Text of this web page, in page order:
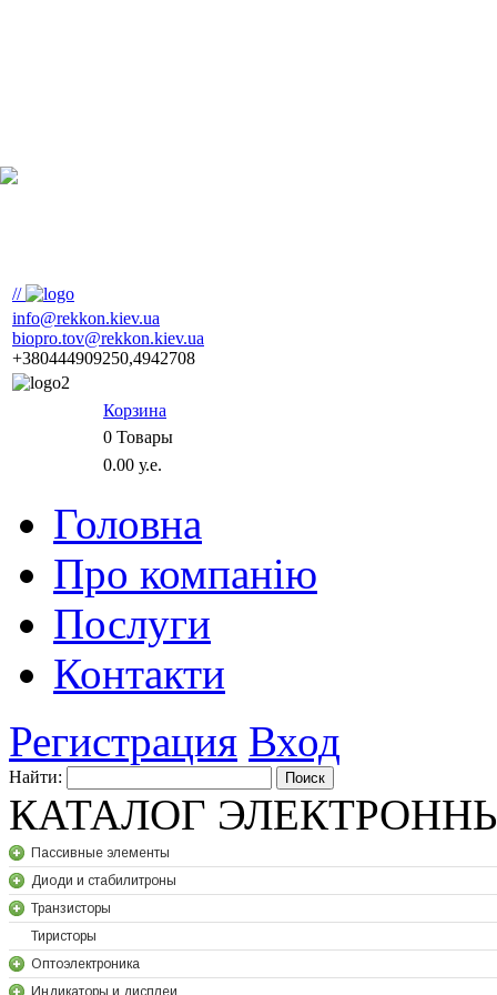
//
info@rekkon.kiev.ua
biopro.tov@rekkon.kiev.ua
+380444909250,4942708
Корзина
0 Товары
0.00 у.е.
Головна
Про компанію
Послуги
Контакти
Регистрация Вход
Найти:
КАТАЛОГ
Паccивные элементы
Диоди и стабилитроны
Транзисторы
Тиристоры
Оптоэлектроника
Индикаторы и дисплеи